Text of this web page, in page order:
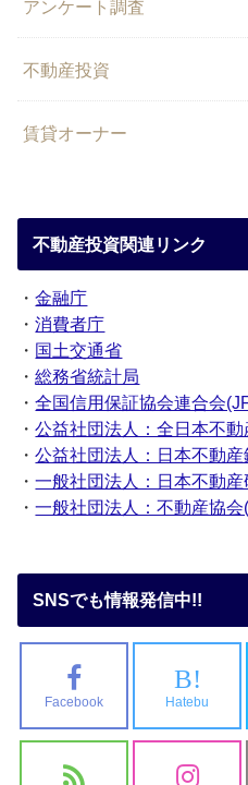
アンケート調査
不動産投資
賃貸オーナー
不動産投資関連リンク
・金融庁
・消費者庁
・ 国土交通省
・総務省統計局
・全国信用保証協会連合会
・公益社団法人：全日本不動
・公益社団法人：日本不動
・一般社団法人：日本不動産
・一般社団法人：不動産協
SNSでも情報発信中!!
Facebook
B!
Hatebu